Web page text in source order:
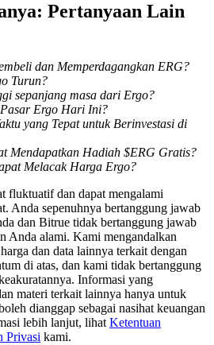
info perdagangan, dll.
Pertanyaan Lain
dan Memperdagangkan ERG?
Turun?
sepanjang masa dari Ergo?
Ergo Hari Ini?
yang Tepat untuk Berinvestasi di
Mendapatkan Hadiah $ERG Gratis?
Melacak Harga Ergo?
fluktuatif dan dapat mengalami
Anda sepenuhnya bertanggung jawab
dan Bitrue tidak bertanggung jawab
Anda alami. Kami mengandalkan
dan data lainnya terkait dengan
di atas, dan kami tidak bertanggung
Informasi yang
materi terkait lainnya hanya untuk
dianggap sebagai nasihat keuangan
lebih lanjut, lihat Ketentuan
Privasi kami.